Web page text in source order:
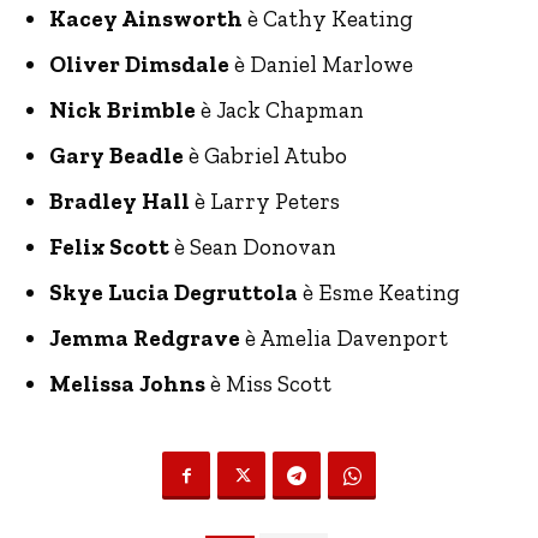
Kacey Ainsworth è Cathy Keating
Oliver Dimsdale è Daniel Marlowe
Nick Brimble è Jack Chapman
Gary Beadle è Gabriel Atubo
Bradley Hall è Larry Peters
Felix Scottè Sean Donovan
Skye Lucia Degruttola è Esme Keating
Jemma Redgrave è Amelia Davenport
Melissa Johnsè Miss Scott